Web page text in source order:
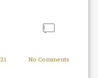
No Comments